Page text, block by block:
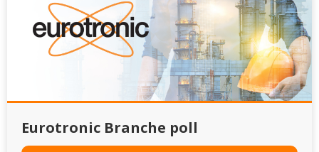
Eurotronic Branche poll